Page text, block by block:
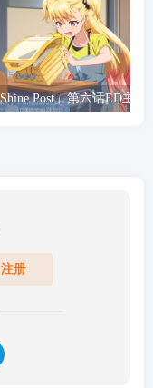
注册